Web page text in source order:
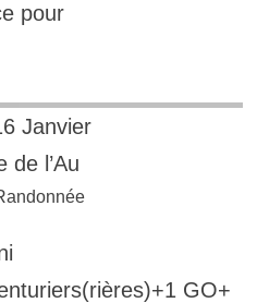
pour
Janvier
de l’Au
GO+